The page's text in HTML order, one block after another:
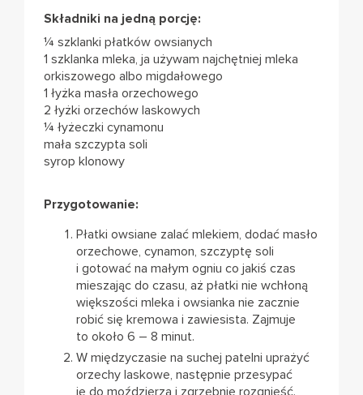
Składniki na jedną porcję:
¼ szklanki płatków owsianych
1 szklanka mleka, ja używam najchętniej mleka
orkiszowego albo migdałowego
1 łyżka masła orzechowego
2 łyżki orzechów laskowych
¼ łyżeczki cynamonu
mała szczypta soli
syrop klonowy
Przygotowanie:
Płatki owsiane zalać mlekiem, dodać masło
orzechowe, cynamon, szczyptę soli
i gotować na małym ogniu co jakiś czas
mieszając do czasu, aż płatki nie wchłoną
większości mleka i owsianka nie zacznie
robić się kremowa i zawiesista. Zajmuje
to około 6 – 8 minut.
W międzyczasie na suchej patelni uprażyć
orzechy laskowe, następnie przesypać